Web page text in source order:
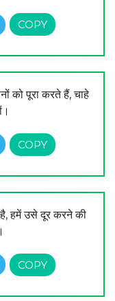
को पूरा करते हैं, चाहे
हमें उसे दूर करने की